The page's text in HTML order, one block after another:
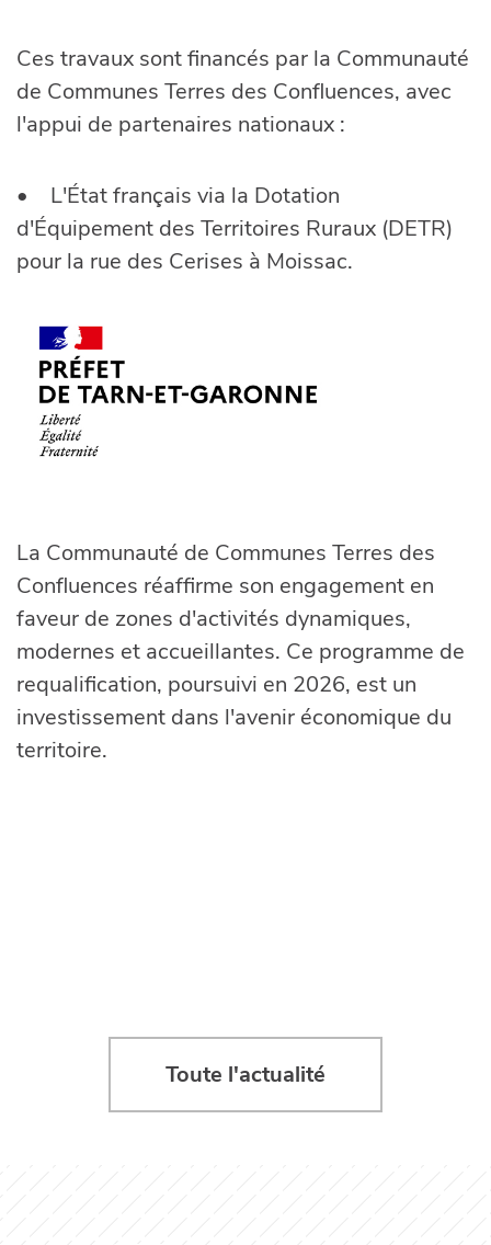
Ces travaux sont financés par la Communauté
de Communes Terres des Confluences, avec
l'appui de partenaires nationaux :
• L'État français via la Dotation
d'Équipement des Territoires Ruraux (DETR)
pour la rue des Cerises à Moissac.
La Communauté de Communes Terres des
Confluences réaffirme son engagement en
faveur de zones d'activités dynamiques,
modernes et accueillantes. Ce programme de
requalification, poursuivi en 2026, est un
investissement dans l'avenir économique du
territoire.
Toute l'actualité